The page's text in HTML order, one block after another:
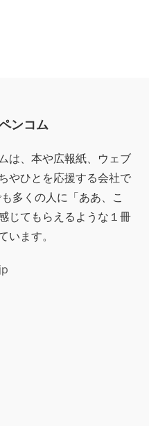
ンコム
は、本や広報紙、ウェブ
やひとを応援する会社で
多くの人に「ああ、こ
じてもらえるような１冊
います。